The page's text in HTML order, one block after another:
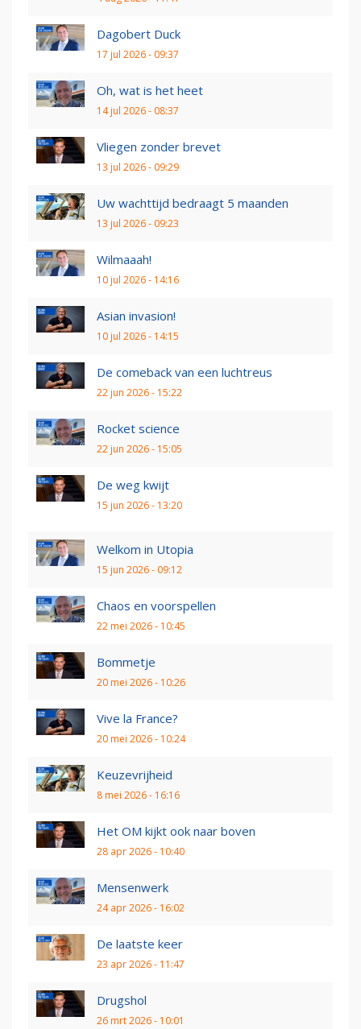
Dagobert Duck
17 jul 2026 - 09:37
Oh, wat is het heet
14 jul 2026 - 08:37
Vliegen zonder brevet
13 jul 2026 - 09:29
Uw wachttijd bedraagt 5 maanden
13 jul 2026 - 09:23
Wilmaaah!
10 jul 2026 - 14:16
Asian invasion!
10 jul 2026 - 14:15
De comeback van een luchtreus
22 jun 2026 - 15:22
Rocket science
22 jun 2026 - 15:05
De weg kwijt
15 jun 2026 - 13:20
Welkom in Utopia
15 jun 2026 - 09:12
Chaos en voorspellen
22 mei 2026 - 10:45
Bommetje
20 mei 2026 - 10:26
Vive la France?
20 mei 2026 - 10:24
Keuzevrijheid
8 mei 2026 - 16:16
Het OM kijkt ook naar boven
28 apr 2026 - 10:40
Mensenwerk
24 apr 2026 - 16:02
De laatste keer
23 apr 2026 - 11:47
Drugshol
26 mrt 2026 - 10:01